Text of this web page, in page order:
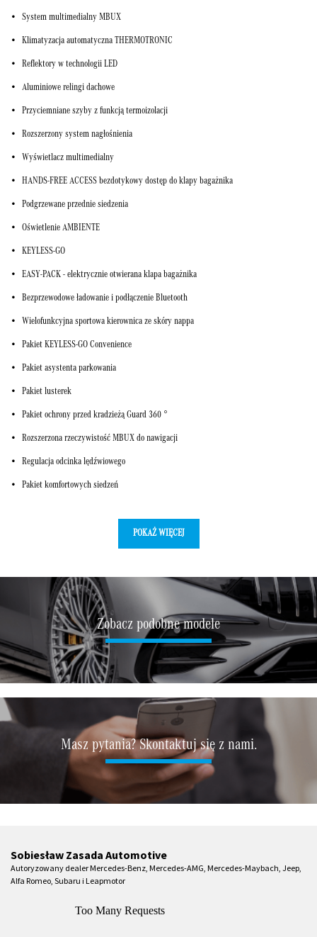
System multimedialny MBUX
Klimatyzacja automatyczna THERMOTRONIC
Reflektory w technologii LED
Aluminiowe relingi dachowe
Przyciemniane szyby z funkcją termoizolacji
Rozszerzony system nagłośnienia
Wyświetlacz multimedialny
HANDS-FREE ACCESS bezdotykowy dostęp do klapy bagażnika
Podgrzewane przednie siedzenia
Oświetlenie AMBIENTE
KEYLESS-GO
EASY-PACK - elektrycznie otwierana klapa bagażnika
Bezprzewodowe ładowanie i podłączenie Bluetooth
Wielofunkcyjna sportowa kierownica ze skóry nappa
Pakiet KEYLESS-GO Convenience
Pakiet asystenta parkowania
Pakiet lusterek
Pakiet ochrony przed kradzieżą Guard 360 °
Rozszerzona rzeczywistość MBUX do nawigacji
Regulacja odcinka lędźwiowego
Pakiet komfortowych siedzeń
POKAŻ WIĘCEJ
Zobacz podobne modele
Masz pytania? Skontaktuj się z nami.
Sobiesław Zasada Automotive
Autoryzowany dealer Mercedes-Benz, Mercedes-AMG, Mercedes-Maybach, Jeep,
Alfa Romeo, Subaru i Leapmotor